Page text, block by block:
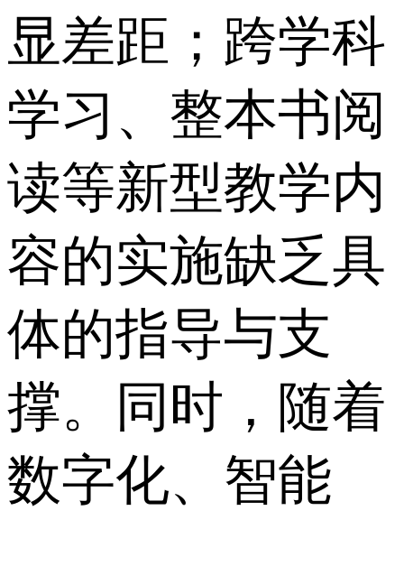
显差距；跨学科
学习、整本书阅
读等新型教学内
容的实施缺乏具
体的指导与支
撑。同时，随着
数字化、智能